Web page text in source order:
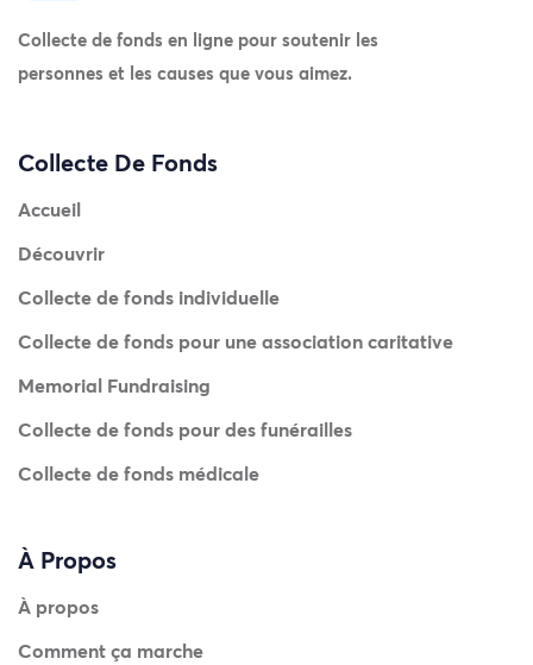
Collecte de fonds en ligne pour soutenir les
personnes et les causes que vous aimez.
Collecte De Fonds
Accueil
Découvrir
Collecte de fonds individuelle
Collecte de fonds pour une association caritative
Memorial Fundraising
Collecte de fonds pour des funérailles
Collecte de fonds médicale
À Propos
À propos
Comment ça marche